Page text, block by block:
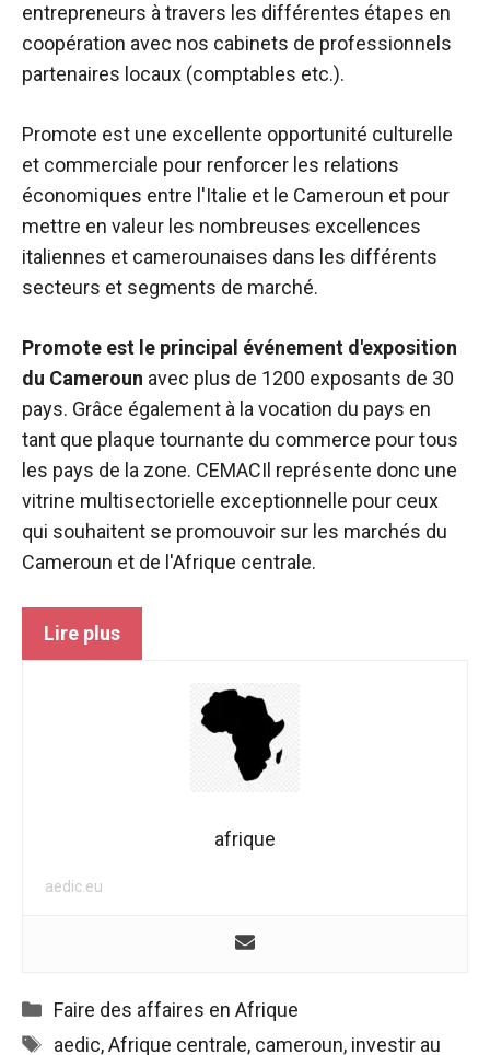
entrepreneurs à travers les différentes étapes en
coopération avec nos cabinets de professionnels
partenaires locaux (comptables etc.).
Promote est une excellente opportunité culturelle
et commerciale pour renforcer les relations
économiques entre l'Italie et le Cameroun et pour
mettre en valeur les nombreuses excellences
italiennes et camerounaises dans les différents
secteurs et segments de marché.
Promote est le principal événement d'exposition
du Cameroun avec plus de 1200 exposants de 30
pays. Grâce également à la vocation du pays en
tant que plaque tournante du commerce pour tous
les pays de la zone. CEMACIl représente donc une
vitrine multisectorielle exceptionnelle pour ceux
qui souhaitent se promouvoir sur les marchés du
Cameroun et de l'Afrique centrale.
Lire plus
afrique
aedic.eu
Catégories
Faire des affaires en Afrique
Étiquettes
aedic,Afrique centrale, cameroun, investir au